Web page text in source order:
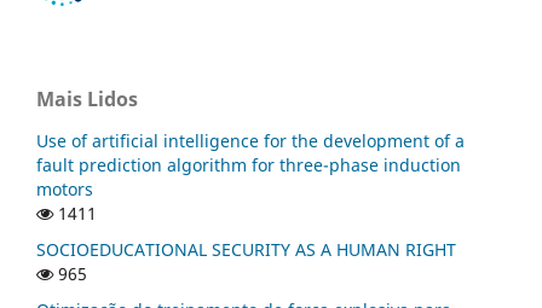
Mais Lidos
Use of artificial intelligence for the development of a
fault prediction algorithm for three-phase induction
motors
1411
SOCIOEDUCATIONAL SECURITY AS A HUMAN RIGHT
965